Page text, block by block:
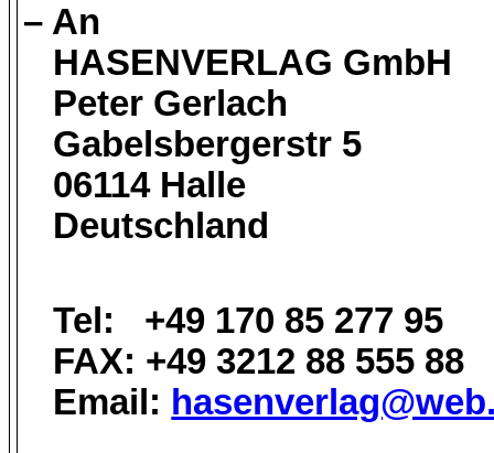
– An
HASENVERLAG GmbH
Peter Gerlach
Gabelsbergerstr 5
06114 Halle
Deutschland
Tel: +49 170 85 277 95
FAX: +49 3212 88 555 88
Email: